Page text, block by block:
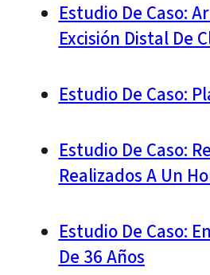
Estudio De Caso:
Excisión Distal De
Estudio De Caso:
Estudio De Caso:
Realizados A Un
Estudio De Caso:
De 36 Años